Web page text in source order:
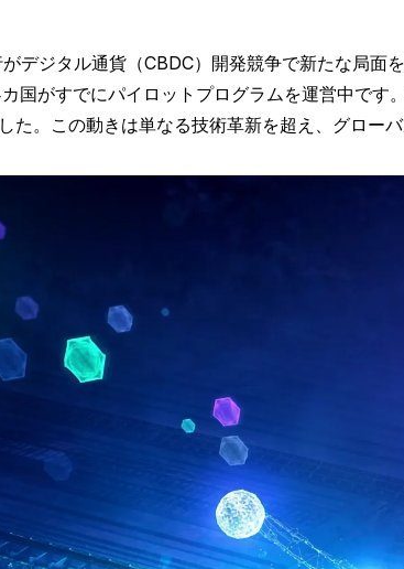
デジタル通貨（CBDC）開発競争で新たな局
国がすでにパイロットプログラムを運営中で
た。この動きは単なる技術革新を超え、グロー